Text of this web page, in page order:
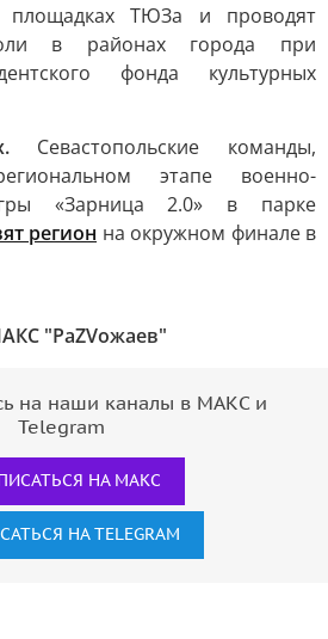
площадках ТЮЗа и проводят
в районах города при
фонда культурных
Севастопольские команды,
этапе военно-
«Зарница 2.0» в парке
регион на окружном финале в
"РаZVожаев"
на наши каналы в МАКС и
Telegram
НА МАКС
НА TELEGRAM